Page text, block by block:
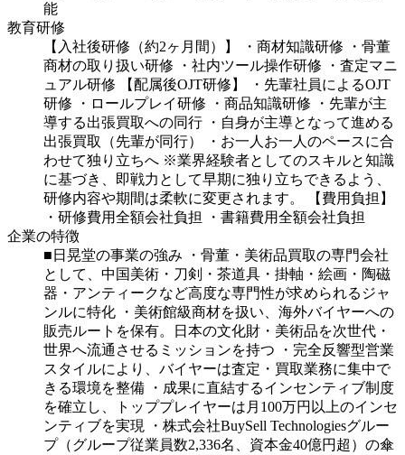
能
教育研修
【入社後研修（約2ヶ月間）】
・商材知識研修
・骨董
商材の取り扱い研修
・社内ツール操作研修
・査定マニ
ュアル研修
【配属後OJT研修】
・先輩社員によるOJT
研修
・ロールプレイ研修 ・商品知識研修
・先輩が主
導する出張買取への同行
・自身が主導となって進める
出張買取（先輩が同行）
・お一人お一人のペースに合
わせて独り立ちへ ※業界経験者としてのスキルと知識
に基づき、即戦力として早期に独り立ちできるよう、
研修内容や期間は柔軟に変更されます。
【費用負担】
・研修費用全額会社負担
・書籍費用全額会社負担
企業の特徴
■日晃堂の事業の強み
・骨董・美術品買取の専門会社
として、中国美術・刀剣・茶道具・掛軸・絵画・陶磁
器・アンティークなど高度な専門性が求められるジャ
ンルに特化
・美術館級商材を扱い、海外バイヤーへの
販売ルートを保有。日本の文化財・美術品を次世代・
世界へ流通させるミッションを持つ
・完全反響型営業
スタイルにより、バイヤーは査定・買取業務に集中で
きる環境を整備
・成果に直結するインセンティブ制度
を確立し、トッププレイヤーは月100万円以上のインセ
ンティブを実現
・株式会社BuySell Technologiesグルー
プ（グループ従業員数2,336名、資本金40億円超）の傘